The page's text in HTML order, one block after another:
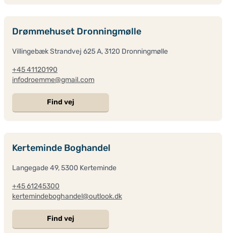
Drømmehuset Dronningmølle
Villingebæk Strandvej 625 A, 3120 Dronningmølle
+45 41120190
infodroemme@gmail.com
Find vej
Kerteminde Boghandel
Langegade 49, 5300 Kerteminde
+45 61245300
kertemindeboghandel@outlook.dk
Find vej